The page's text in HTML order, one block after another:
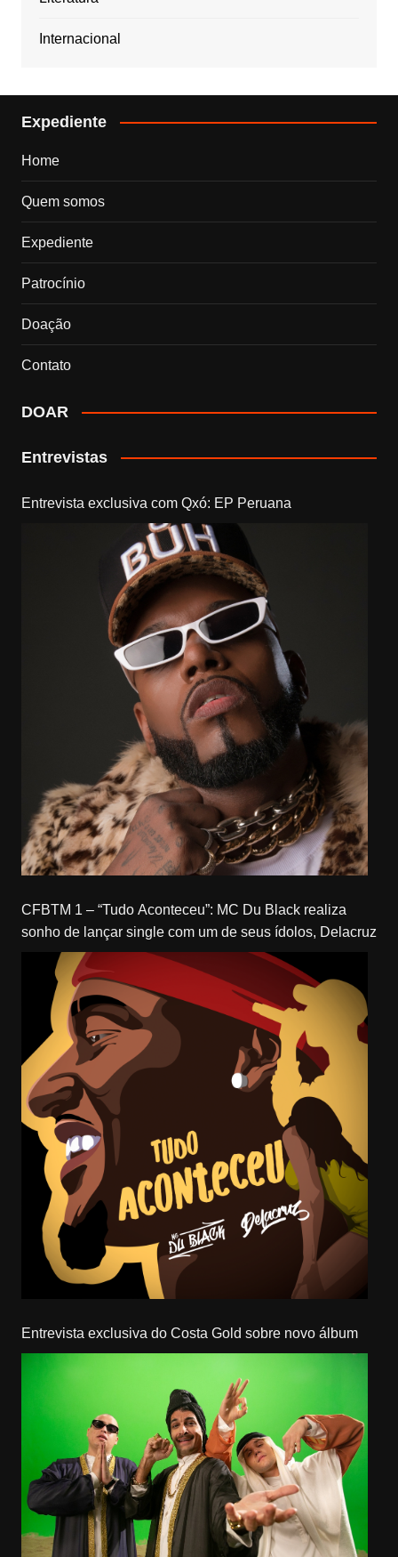
Internacional
Expediente
Home
Quem somos
Expediente
Patrocínio
Doação
Contato
DOAR
Entrevistas
Entrevista exclusiva com Qxó: EP Peruana
CFBTM 1 – “Tudo Aconteceu”: MC Du Black realiza
sonho de lançar single com um de seus ídolos, Delacruz
Entrevista exclusiva do Costa Gold sobre novo álbum